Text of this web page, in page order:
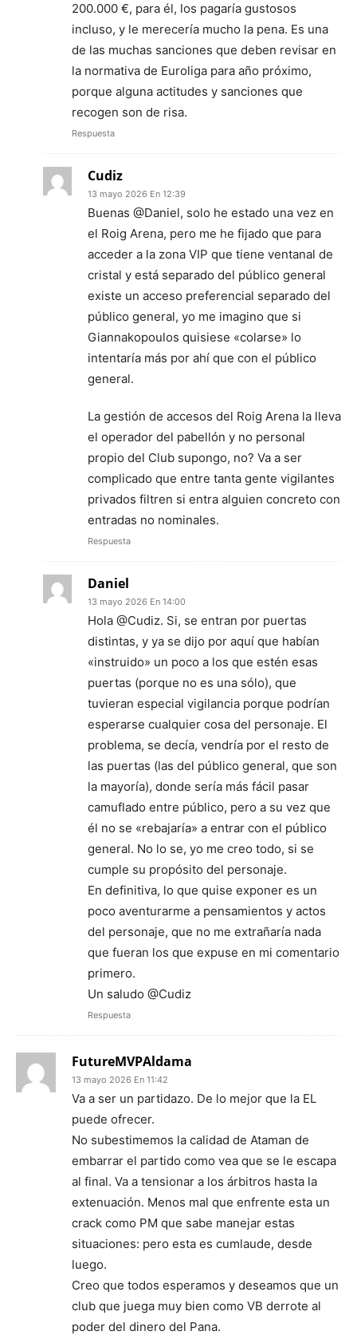
200.000 €, para él, los pagaría gustosos
incluso, y le merecería mucho la pena. Es una
de las muchas sanciones que deben revisar en
la normativa de Euroliga para año próximo,
porque alguna actitudes y sanciones que
recogen son de risa.
Respuesta
Cudiz
13 mayo 2026 En 12:39
Buenas @Daniel, solo he estado una vez en
el Roig Arena, pero me he fijado que para
acceder a la zona VIP que tiene ventanal de
cristal y está separado del público general
existe un acceso preferencial separado del
público general, yo me imagino que si
Giannakopoulos quisiese «colarse» lo
intentaría más por ahí que con el público
general.
La gestión de accesos del Roig Arena la lleva
el operador del pabellón y no personal
propio del Club supongo, no? Va a ser
complicado que entre tanta gente vigilantes
privados filtren si entra alguien concreto con
entradas no nominales.
Respuesta
Daniel
13 mayo 2026 En 14:00
Hola @Cudiz. Si, se entran por puertas
distintas, y ya se dijo por aquí que habían
«instruido» un poco a los que estén esas
puertas (porque no es una sólo), que
tuvieran especial vigilancia porque podrían
esperarse cualquier cosa del personaje. El
problema, se decía, vendría por el resto de
las puertas (las del público general, que son
la mayoría), donde sería más fácil pasar
camuflado entre público, pero a su vez que
él no se «rebajaría» a entrar con el público
general. No lo se, yo me creo todo, si se
cumple su propósito del personaje.
En definitiva, lo que quise exponer es un
poco aventurarme a pensamientos y actos
del personaje, que no me extrañaría nada
que fueran los que expuse en mi comentario
primero.
Un saludo @Cudiz
Respuesta
FutureMVPAldama
13 mayo 2026 En 11:42
Va a ser un partidazo. De lo mejor que la EL
puede ofrecer.
No subestimemos la calidad de Ataman de
embarrar el partido como vea que se le escapa
al final. Va a tensionar a los árbitros hasta la
extenuación. Menos mal que enfrente esta un
crack como PM que sabe manejar estas
situaciones: pero esta es cumlaude, desde
luego.
Creo que todos esperamos y deseamos que un
club que juega muy bien como VB derrote al
poder del dinero del Pana.